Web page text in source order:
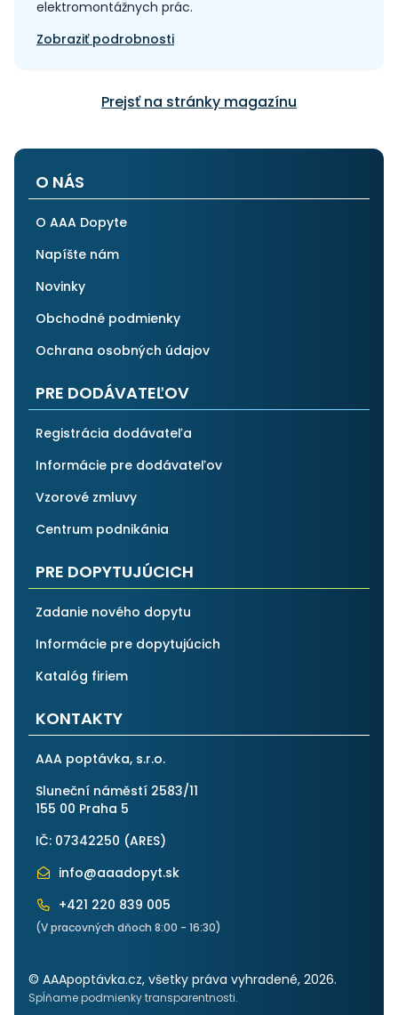
elektromontážnych prác.
Zobraziť podrobnosti
Prejsť na stránky magazínu
O NÁS
O AAA Dopyte
Napíšte nám
Novinky
Obchodné podmienky
Ochrana osobných údajov
PRE DODÁVATEĽOV
Registrácia dodávateľa
Informácie pre dodávateľov
Vzorové zmluvy
Centrum podnikánia
PRE DOPYTUJÚCICH
Zadanie nového dopytu
Informácie pre dopytujúcich
Katalóg firiem
KONTAKTY
AAA poptávka, s.r.o.
Sluneční náměstí 2583/11
155 00 Praha 5
IČ: 07342250 (ARES)
info@aaadopyt.sk
+421 220 839 005
(V pracovných dňoch 8:00 - 16:30)
© AAApoptávka.cz, všetky práva vyhradené, 2026.
Spĺňame podmienky transparentnosti.